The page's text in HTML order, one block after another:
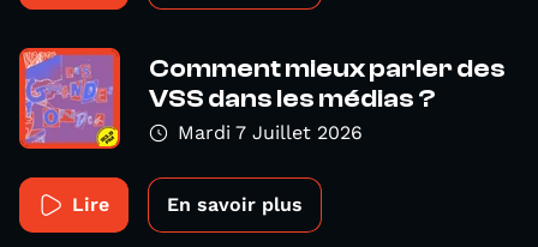
Comment mieux parler des
VSS dans les médias ?
Mardi 7 Juillet 2026
Lire En savoir plus